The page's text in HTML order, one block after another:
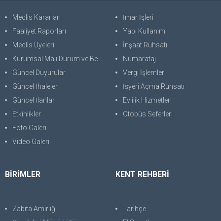
Meclis Kararları
Faaliyet Raporları
Meclis Üyeleri
Kurumsal Mali Durum ve Beklentiler Raporu
Güncel Duyurular
Güncel İhaleler
Güncel İlanlar
Etkinlikler
Foto Galeri
Video Galeri
İmar İşleri
Yapı Kullanım
İnşaat Ruhsatı
Numarataj
Vergi İşlemleri
İşyeri Açma Ruhsatı
Evlilik Hizmetleri
Otobüs Seferleri
BİRİMLER
Zabıta Amirliği
KENT REHBERİ
Tarihçe